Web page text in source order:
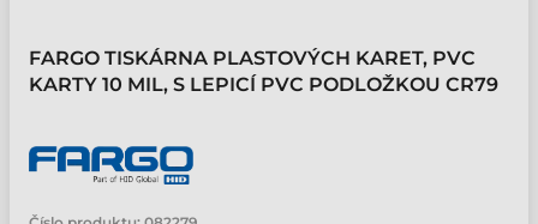
FARGO TISKÁRNA PLASTOVÝCH KARET, PVC
KARTY 10 MIL, S LEPICÍ PVC PODLOŽKOU CR79